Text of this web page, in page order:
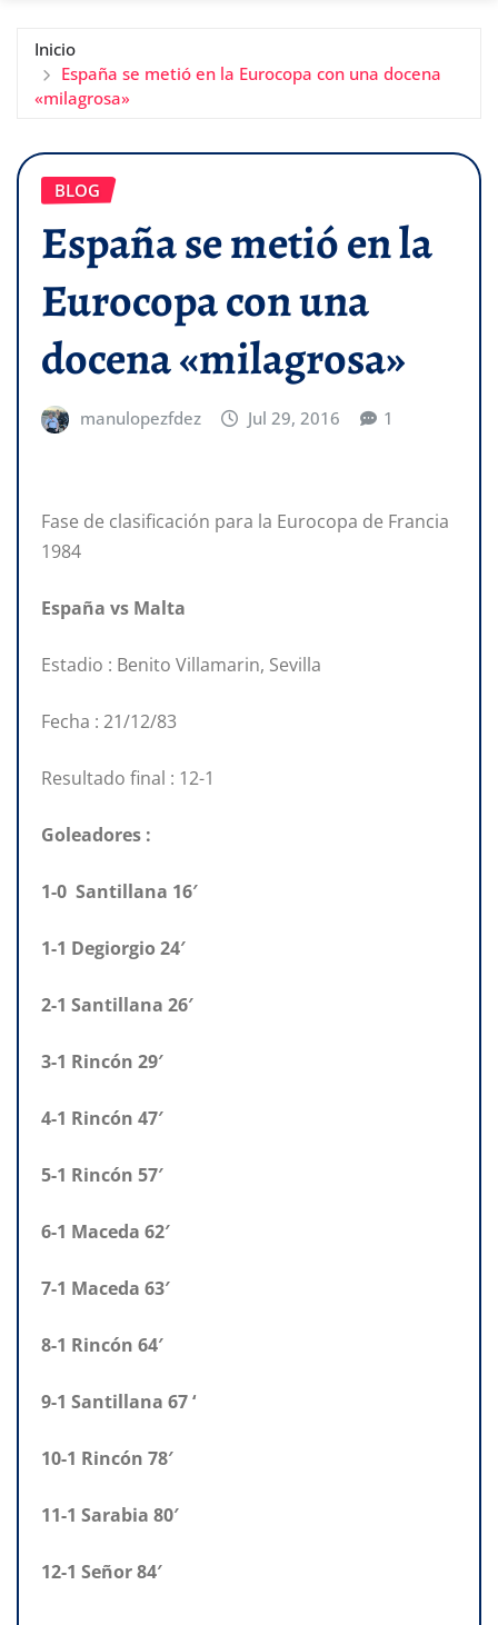
Inicio
España se metió en la Eurocopa con una docena
«milagrosa»
BLOG
España se metió en la
Eurocopa con una
docena «milagrosa»
manulopezfdez Jul 29, 2016 1
Fase de clasificación para la Eurocopa de Francia
1984
España vs Malta
Estadio : Benito Villamarin, Sevilla
Fecha : 21/12/83
Resultado final : 12-1
Goleadores :
1-0 Santillana 16′
1-1 Degiorgio 24′
2-1 Santillana 26′
3-1 Rincón 29′
4-1 Rincón 47′
5-1 Rincón 57′
6-1 Maceda 62′
7-1 Maceda 63′
8-1 Rincón 64′
9-1 Santillana 67 ‘
10-1 Rincón 78′
11-1 Sarabia 80′
12-1 Señor 84′